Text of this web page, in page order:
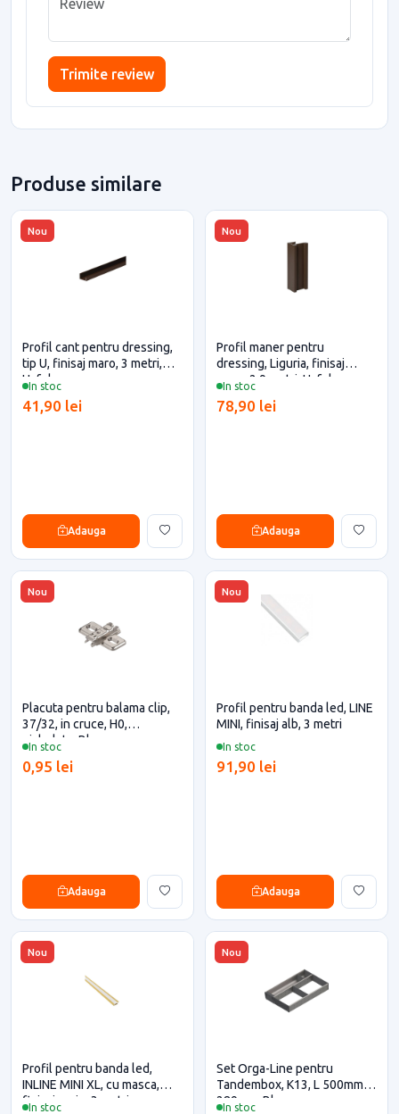
Trimite review
Produse similare
Nou
In stoc
Profil cant pentru dressing,
tip U, finisaj maro, 3 metri,
Hafele
41,90 lei
Adauga
Nou
In stoc
Profil maner pentru
dressing, Liguria, finisaj
maro, 2.9 metri, Hafele
78,90 lei
Adauga
Nou
In stoc
Placuta pentru balama clip,
37/32, in cruce, H0,
nichelata, Blum
0,95 lei
Adauga
Nou
In stoc
Profil pentru banda led, LINE
MINI, finisaj alb, 3 metri
91,90 lei
Adauga
Nou
In stoc
Profil pentru banda led,
INLINE MINI XL, cu masca,
finisaj auriu, 3 metri
Nou
In stoc
Set Orga-Line pentru
Tandembox, K13, L 500mm, S
289mm, Blum